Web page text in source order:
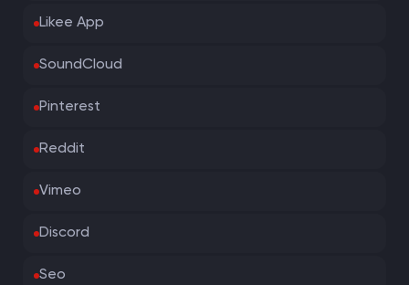
Likee App
SoundCloud
Pinterest
Reddit
Vimeo
Discord
Seo